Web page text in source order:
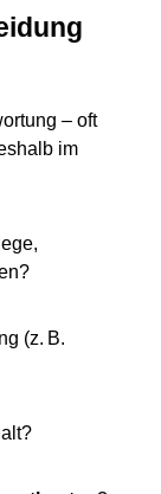
– oft
im
(z. B.